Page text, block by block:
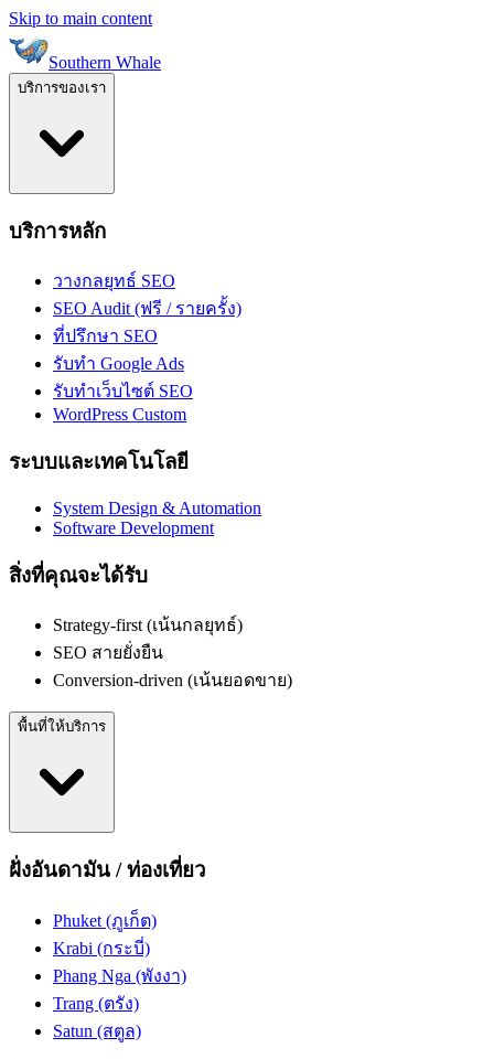
Skip to main content
Southern Whale
บริการของเรา
บริการหลัก
วางกลยุทธ์ SEO
SEO Audit (ฟรี / รายครั้ง)
ที่ปรึกษา SEO
รับทำ Google Ads
รับทำเว็บไซต์ SEO
WordPress Custom
ระบบและเทคโนโลยี
System Design & Automation
Software Development
สิ่งที่คุณจะได้รับ
Strategy-first (เน้นกลยุทธ์)
SEO สายยั่งยืน
Conversion-driven (เน้นยอดขาย)
พื้นที่ให้บริการ
ฝั่งอันดามัน / ท่องเที่ยว
Phuket (ภูเก็ต)
Krabi (กระบี่)
Phang Nga (พังงา)
Trang (ตรัง)
Satun (สตูล)